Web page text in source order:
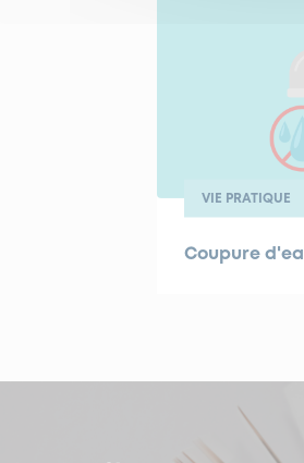
VIE PRATIQUE
Coupure